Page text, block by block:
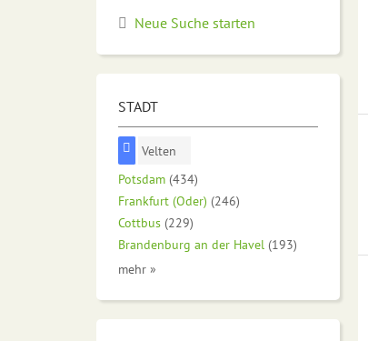
Neue Suche starten
STADT
Velten
Potsdam (434)
Frankfurt (Oder) (246)
Cottbus (229)
Brandenburg an der Havel (193)
mehr »